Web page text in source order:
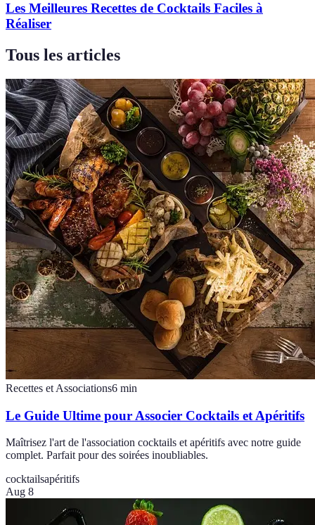
Les Meilleures Recettes de Cocktails Faciles à
Réaliser
Tous les articles
Recettes et Associations6 min
Le Guide Ultime pour Associer Cocktails et Apéritifs
Maîtrisez l'art de l'association cocktails et apéritifs avec notre guide
complet. Parfait pour des soirées inoubliables.
cocktailsapéritifs
Aug 8